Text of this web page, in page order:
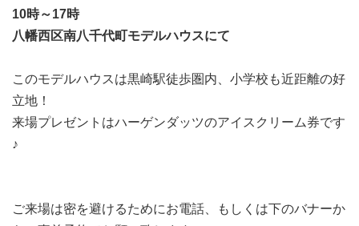
10時～17時
八幡西区南八千代町モデルハウスにて
このモデルハウスは黒崎駅徒歩圏内、小学校も近距離の好
立地！
来場プレゼントはハーゲンダッツのアイスクリーム券です
♪
ご来場は密を避けるためにお電話、もしくは下のバナーか